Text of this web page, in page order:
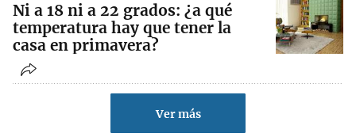
Ni a 18 ni a 22 grados: ¿a qué
temperatura hay que tener la
casa en primavera?
Ver más